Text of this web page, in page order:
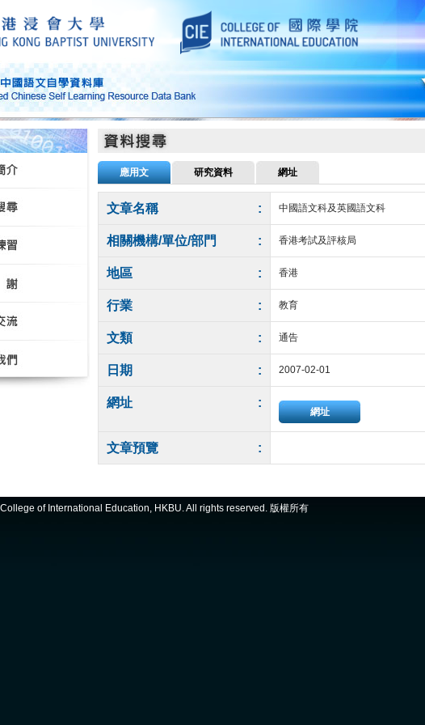
應用文 研究資料 網址
文章名稱 : 中國語文科及英國語文科
相關機構/單位/部門 : 香港考試及評核局
地區 : 香港
行業 : 教育
文類 : 通告
日期 : 2007-02-01
網址 :
網址
文章預覽 :
of International Education, HKBU. All rights reserved. 版權所有